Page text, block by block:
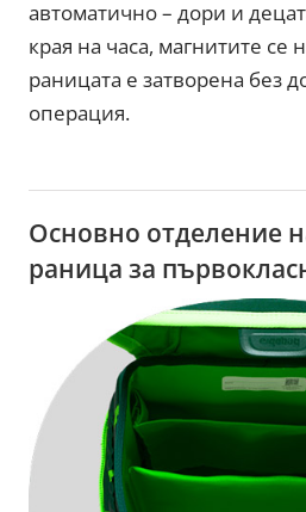
автоматично – дори и
края на часа, магнитите се
раницата е затворена без
операция.
Основно отделение
раница за